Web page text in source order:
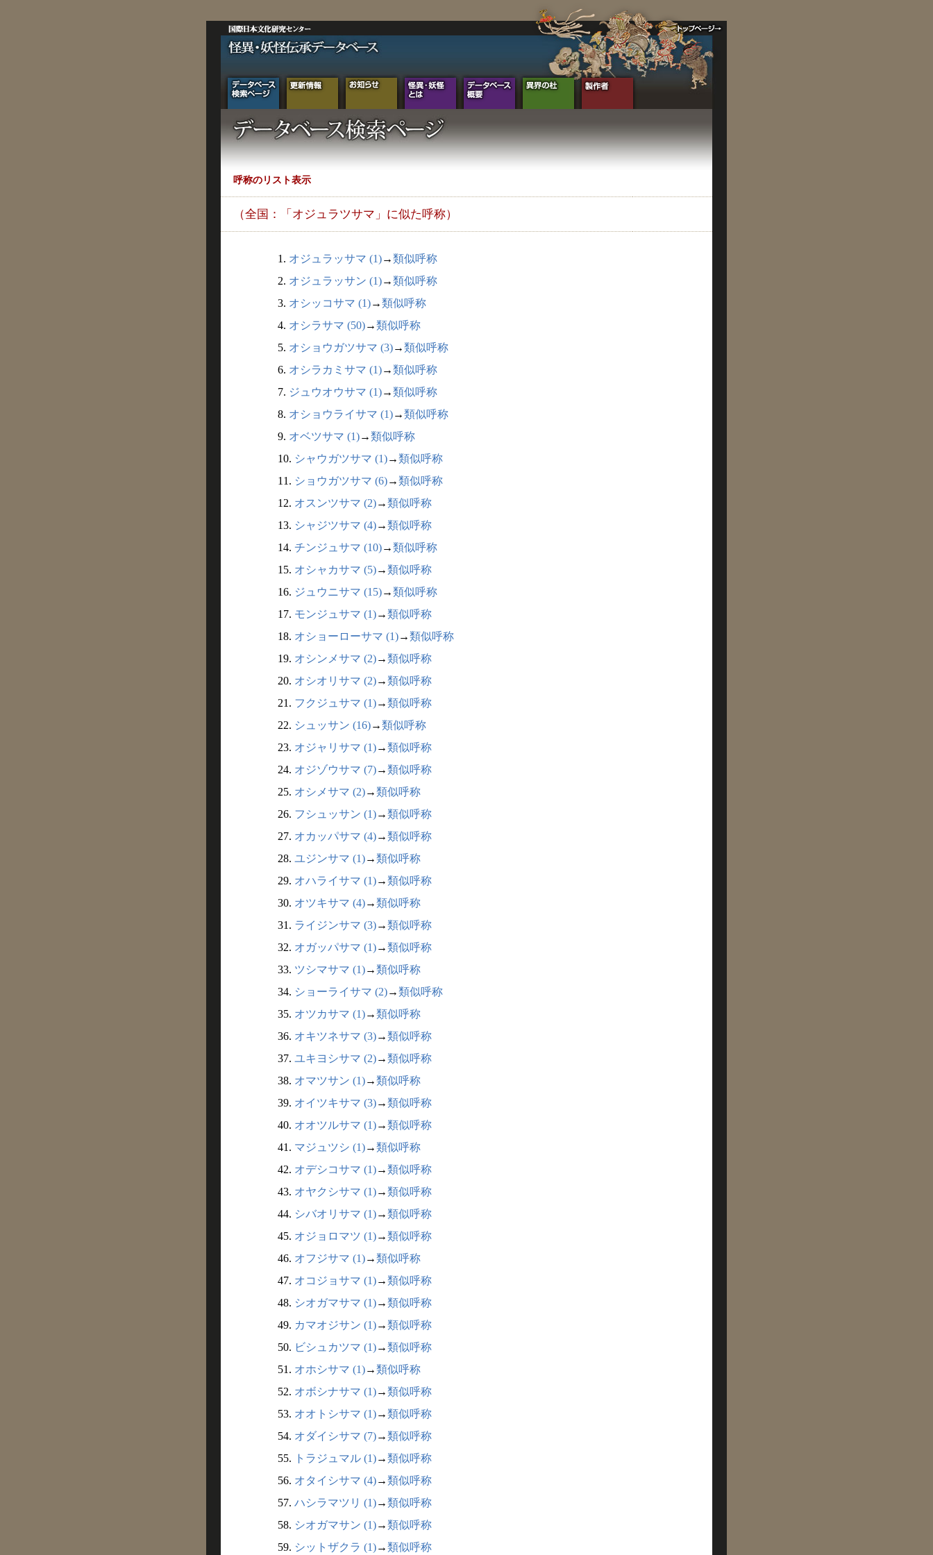
呼称のリスト表示
（全国：「オジュラツサマ」に似た呼称）
1. オジュラッサマ (1)→類似呼称
2. オジュラッサン (1)→類似呼称
3. オシッコサマ (1)→類似呼称
4. オシラサマ (50)→類似呼称
5. オショウガツサマ (3)→類似呼称
6. オシラカミサマ (1)→類似呼称
7. ジュウオウサマ (1)→類似呼称
8. オショウライサマ (1)→類似呼称
9. オベツサマ (1)→類似呼称
10. シャウガツサマ (1)→類似呼称
11. ショウガツサマ (6)→類似呼称
12. オスンツサマ (2)→類似呼称
13. シャジツサマ (4)→類似呼称
14. チンジュサマ (10)→類似呼称
15. オシャカサマ (5)→類似呼称
16. ジュウニサマ (15)→類似呼称
17. モンジュサマ (1)→類似呼称
18. オショーローサマ (1)→類似呼称
19. オシンメサマ (2)→類似呼称
20. オシオリサマ (2)→類似呼称
21. フクジュサマ (1)→類似呼称
22. シュッサン (16)→類似呼称
23. オジャリサマ (1)→類似呼称
24. オジゾウサマ (7)→類似呼称
25. オシメサマ (2)→類似呼称
26. フシュッサン (1)→類似呼称
27. オカッパサマ (4)→類似呼称
28. ユジンサマ (1)→類似呼称
29. オハライサマ (1)→類似呼称
30. オツキサマ (4)→類似呼称
31. ライジンサマ (3)→類似呼称
32. オガッパサマ (1)→類似呼称
33. ツシマサマ (1)→類似呼称
34. ショーライサマ (2)→類似呼称
35. オツカサマ (1)→類似呼称
36. オキツネサマ (3)→類似呼称
37. ユキヨシサマ (2)→類似呼称
38. オマツサン (1)→類似呼称
39. オイツキサマ (3)→類似呼称
40. オオツルサマ (1)→類似呼称
41. マジュツシ (1)→類似呼称
42. オデシコサマ (1)→類似呼称
43. オヤクシサマ (1)→類似呼称
44. シバオリサマ (1)→類似呼称
45. オジョロマツ (1)→類似呼称
46. オフジサマ (1)→類似呼称
47. オコジョサマ (1)→類似呼称
48. シオガマサマ (1)→類似呼称
49. カマオジサン (1)→類似呼称
50. ビシュカツマ (1)→類似呼称
51. オホシサマ (1)→類似呼称
52. オボシナサマ (1)→類似呼称
53. オオトシサマ (1)→類似呼称
54. オダイシサマ (7)→類似呼称
55.
トラジュマル (1)→類似呼称
56. オタイシサマ (4)→類似呼称
57. ハシラマツリ (1)→類似呼称
58. シオガマサン (1)→類似呼称
59. シットザクラ (1)→類似呼称